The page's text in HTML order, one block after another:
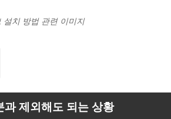
치 방법 관련 이미지
제외해도 되는 상황